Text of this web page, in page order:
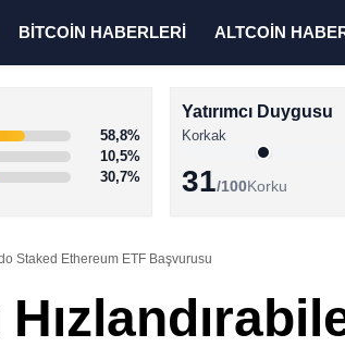
BİTCOİN HABERLERİ ALTCOİN
58,8%
10,5%
30,7%
Yatırımcı Duygusu
Korkak
31/100Korku
Staked Ethereum ETF Başvurusu